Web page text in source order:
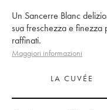
Un Sancerre Blanc
sua freschezza e finezza
raffinati.
Maggiori informazioni
LA CUVÉE